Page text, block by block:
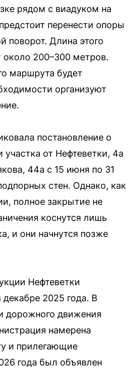
рядом с виадуком на
перенести опоры
поворот. Длина этого
около 200–300 метров.
маршрута будет
организуют
постановление о
от Нефтеветки, 4а
44а с 15 июня по 31
стен. Однако, как
полное закрытие не
коснутся лишь
и они начнутся позже
Нефтеветки
2025 года. В
дорожного движения
намерена
и прилегающие
года был объявлен